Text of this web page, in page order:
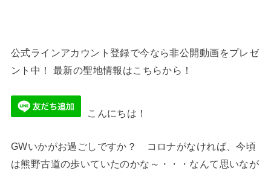
公式ラインアカウント登録で今なら非公開動画をプレゼ
ント中！ 最新の聖地情報はこちらから！
こんにちは！
GWいかがお過ごしですか？ コロナがなければ、今頃
は熊野古道の歩いていたのかな～・・・なんて思いなが